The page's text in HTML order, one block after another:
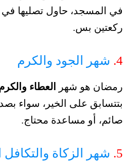
في المسجد، حاول تصليها في
ركعتين بس.
4. شهر الجود والكرم
رمضان هو شهر العطاء
بتتسابق على الخير، سواء
صائم، أو مساعدة محتاج.
5. شهر الزكاة والتكافل